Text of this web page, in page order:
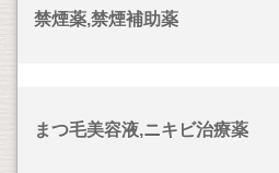
禁煙薬,禁煙補助薬
まつ毛美容液,ニキビ治療薬